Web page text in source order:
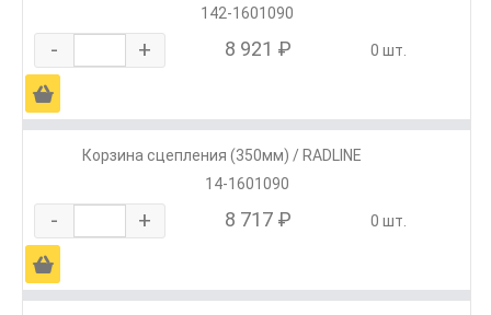
142-1601090
- + 8 921 ₽ 0 шт.
Ä
Корзина сцепления (350мм) / RADLINE
14-1601090
- + 8 717 ₽ 0 шт.
Ä